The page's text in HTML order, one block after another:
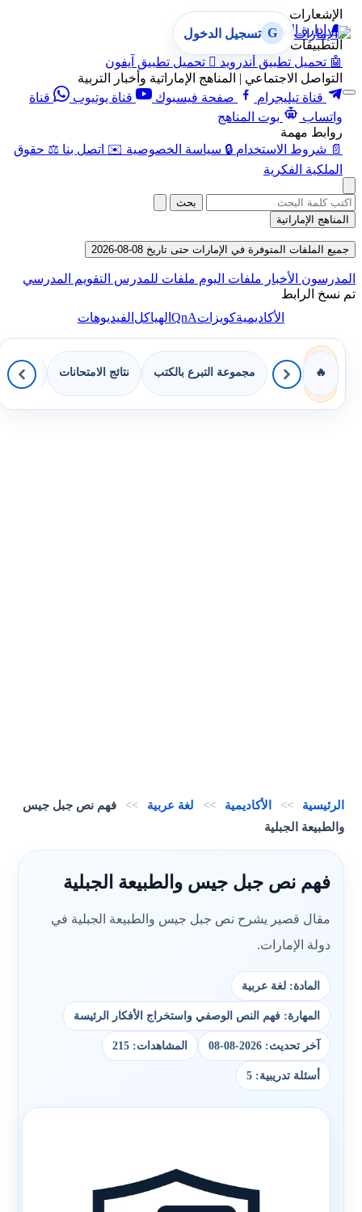
الإشعارات
🔔 إدارة الإشعارات
التطبيقات
🤖 تحميل تطبيق أندرويد  تحميل تطبيق آيفون
التواصل الاجتماعي | المناهج الإماراتية وأخبار التربية
قناة تيليجرام
صفحة فيسبوك قناة يوتيوب
قناة
واتساب
بوت المناهج
روابط مهمة
📄 شروط الاستخدام 🔒 سياسة الخصوصية ✉️ اتصل بنا ⚖️ حقوق
الملكية الفكرية
G تسجيل الدخول
بحث
المناهج الإماراتية
جميع الملفات المتوفرة في الإمارات حتى تاريخ 08-08-2026
المدرسون الأخبار ملفات اليوم ملفات للمدرس التقويم المدرسي
تم نسخ الرابط
الأكاديميةكويزاتQnAالهياكلالفيديوهات
🔥 مجموعة التبرع بالكتب نتائج الامتحانات
الرئيسية >> الأكاديمية >> لغة عربية >>
فهم نص جبل جيس
والطبيعة الجبلية
فهم نص جبل جيس والطبيعة الجبلية
مقال قصير يشرح نص جبل جيس والطبيعة الجبلية في
دولة الإمارات.
المادة: لغة عربية
المهارة: فهم النص الوصفي واستخراج الأفكار الرئيسة
آخر تحديث: 2026-08-08 المشاهدات: 215
أسئلة تدريبية: 5